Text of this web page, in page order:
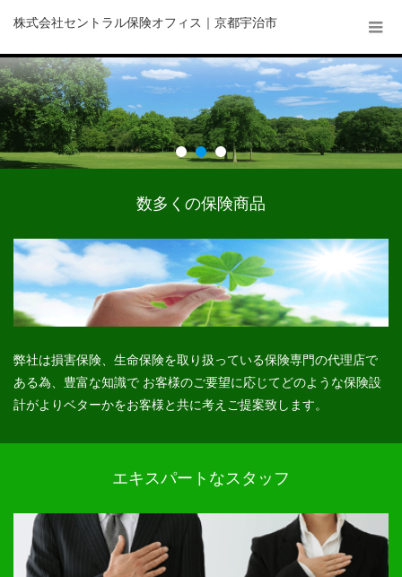
株式会社セントラル保険オフィス｜京都宇治市
数多くの保険商品
弊社は損害保険、生命保険を取り扱っている保険専門の代理店で
ある為、豊富な知識で お客様のご要望に応じてどのような保険設
計がよりベターかをお客様と共に考えご提案致します。
エキスパートなスタッフ